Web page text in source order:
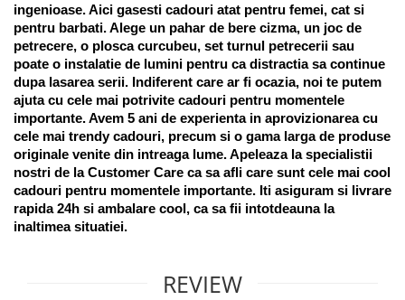
ingenioase. Aici gasesti cadouri atat pentru femei, cat si
pentru barbati. Alege un pahar de bere cizma, un joc de
petrecere, o plosca curcubeu, set turnul petrecerii sau
poate o instalatie de lumini pentru ca distractia sa continue
dupa lasarea serii. Indiferent care ar fi ocazia, noi te putem
ajuta cu cele mai potrivite cadouri pentru momentele
importante. Avem 5 ani de experienta in aprovizionarea cu
cele mai trendy cadouri, precum si o gama larga de produse
originale venite din intreaga lume. Apeleaza la specialistii
nostri de la Customer Care ca sa afli care sunt cele mai cool
cadouri pentru momentele importante. Iti asiguram si livrare
rapida 24h si ambalare cool, ca sa fii intotdeauna la
inaltimea situatiei.
REVIEW